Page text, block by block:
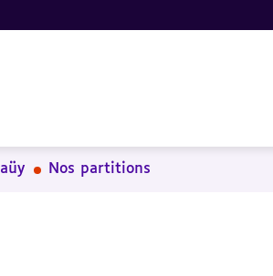
Nos partitions